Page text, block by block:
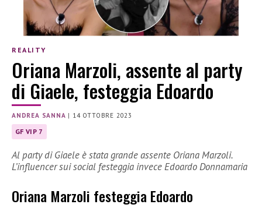
REALITY
Oriana Marzoli, assente al party
di Giaele, festeggia Edoardo
ANDREA SANNA | 14 OTTOBRE 2023
GF VIP 7
Al party di Giaele è stata grande assente Oriana Marzoli.
L’influencer sui social festeggia invece Edoardo Donnamaria
Oriana Marzoli festeggia Edoardo